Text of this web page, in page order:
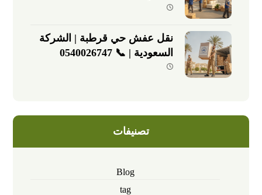
نقل عفش حي قرطبة | الشركة
السعودية | 📞 0540026747
تصنيفات
Blog
tag